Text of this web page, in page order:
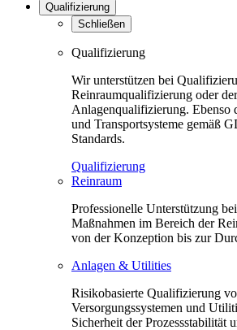
Qualifizierung
Schließen
Qualifizierung
Wir unterstützen bei
Reinraumqualifizierung oder der
Anlagenqualifizierung.
und Transportsysteme gemäß
Standards.
Qualifizierung
Reinraum
Professionelle Unterstützung
Maßnahmen im Bereich der
von der Konzeption bis zur
Anlagen & Utilities
Risikobasierte Qualifizierung
Versorgungssystemen und
Sicherheit der Prozessstabilität